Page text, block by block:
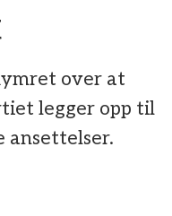
over at
legger opp til
ansettelser.